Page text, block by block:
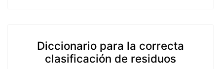
Diccionario para la correcta
clasificación de residuos